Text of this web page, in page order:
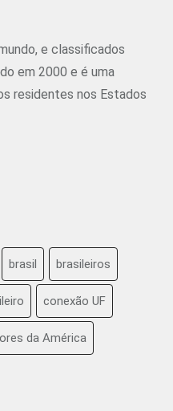
e classificados
em 2000 e é uma
residentes nos Estados
brasil brasileiros
conexão UF
da América